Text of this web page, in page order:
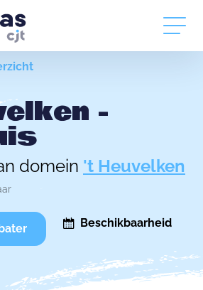
-
domein 't Heuvelken
Beschikbaarheid